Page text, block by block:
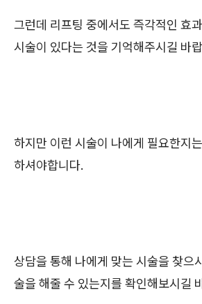
그런데 리프팅 중에서도 즉각적인 효
시술이 있다는 것을 기억해주시길 바
하지만 이런 시술이 나에게 필요한지
하셔야합니다.
상담을 통해 나에게 맞는 시술을 찾으
술을 해줄 수 있는지를 확인해보시길